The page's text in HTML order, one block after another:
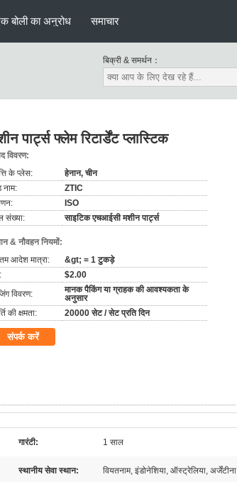
बोली का अनुरोध समाचार
बिक्री & समर्थन：
फ्लेम रिटार्डेंट प्लास्टिक
विवरण:
के प्लेस:
हेनान, चीन
नाम:
ZTIC
ISO
संख्या:
साइटिक एचआईसी मशीन पार्ट्स
& नौवहन नियमों:
आदेश मात्रा:
&gt; = 1 टुकड़े
$2.00
विवरण:
मानक पैकिंग या ग्राहक की आवश्यकता के
अनुसार
की क्षमता:
20000 सेट / सेट प्रति दिन
संपर्क करें
गारंटी: 1 साल
स्थानीय सेवा स्थान: वियतनाम, इंडोनेशिया, ऑस्ट्रेलिया, अर्जेंटीना